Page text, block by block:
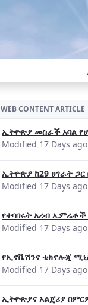
WEB CONTENT ARTICLE
ኢትዮጵያ መስራች አባል
Modified 17 Days
ኢትዮጵያ ከ29 ሀገራት
Modified 17 Days
የተባበሩት አረብ
Modified 17 Days
የኢኖቬሽንና ቴክኖሎጂ
Modified 17 Days
ኢትዮጵያና አልጄሪያ